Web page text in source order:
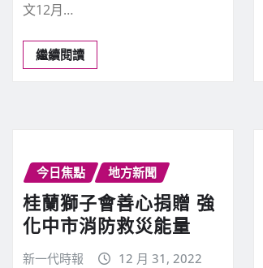
文12月…
繼續閱讀
今日焦點 地方新聞
桂蘭獅子會善心捐贈 強
化中市消防救災能量
新一代時報
12 月 31, 2022